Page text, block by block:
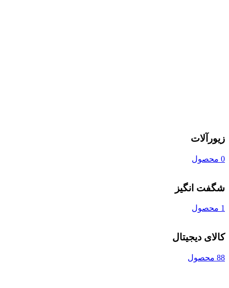
زیورآلات
0 محصول
شگفت انگیز
1 محصول
کالای دیجیتال
88 محصول